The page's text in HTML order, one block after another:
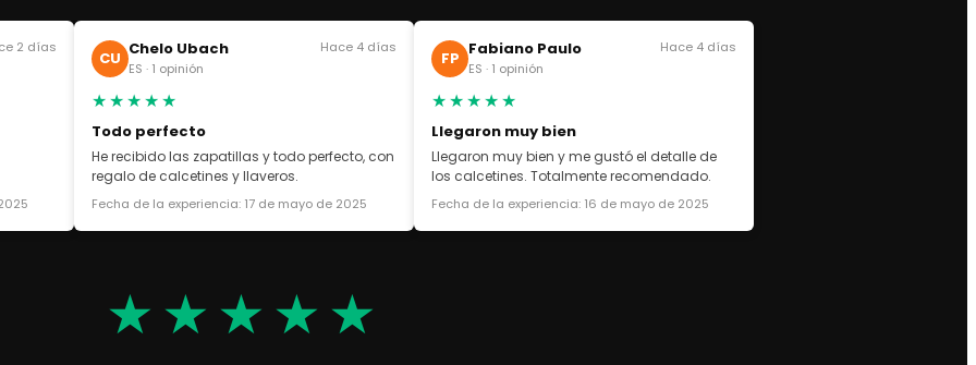
2 días
CU Chelo Ubach
ES · 1 opinión
Hace 4 días
★★★★★
Todo perfecto
He recibido las zapatillas y todo perfecto, con
regalo de calcetines y llaveros.
Fecha de la experiencia: 17 de mayo de 2025
FP Fabiano Paulo
ES · 1 opinión
Hace 4 días
★★★★★
Llegaron muy bien
Llegaron muy bien y me gustó el detalle de
los calcetines. Totalmente recomendado.
Fecha de la experiencia: 16 de mayo de 2025
★★★★★